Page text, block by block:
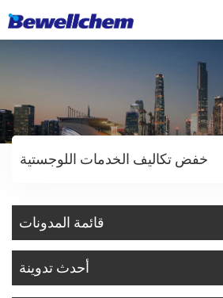
English
Русский
بالعربية
中文
Español
خفض تكاليف الخدمات اللوجستية
قائمة المدونات
أحدث تدوينة